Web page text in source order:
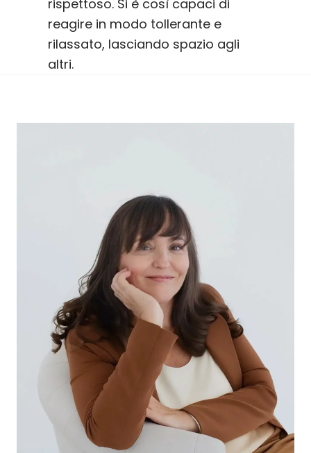
rispettoso. Si è così capaci di
reagire in modo tollerante e
rilassato, lasciando spazio agli
altri.